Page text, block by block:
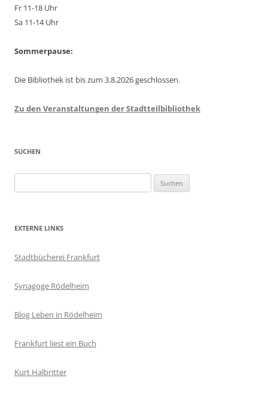
Fr 11-18 Uhr
Sa 11-14 Uhr
Sommerpause:
Die Bibliothek ist bis zum 3.8.2026 geschlossen.
Zu den Veranstaltungen der Stadtteilbibliothek
SUCHEN
nach:
EXTERNE LINKS
Stadtbücherei Frankfurt
Synagoge Rödelheim
Blog Leben in Rödelheim
Frankfurt liest ein Buch
Kurt Halbritter